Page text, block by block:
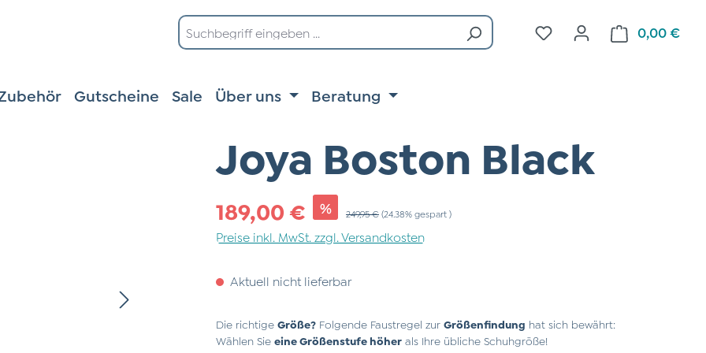
Du hast 0 Produkte auf
0,00 €
Gutscheine Sale Über uns Beratung
Joya Boston Black
Verkaufspreis:
189,00 € % Regulärer Preis:
249,95 € (24.38% gespart )
Preise inkl. MwSt. zzgl. Versandkosten
Aktuell nicht lieferbar
Die richtige Größe? Folgende Faustregel zur Größenfindung hat sich bewährt:
Wählen Sie eine Größenstufe höher als Ihre übliche Schuhgröße!